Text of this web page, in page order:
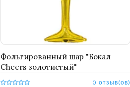
Фольгированный шар "Бокал
Cheers золотистый"
0 отзыв(ов)